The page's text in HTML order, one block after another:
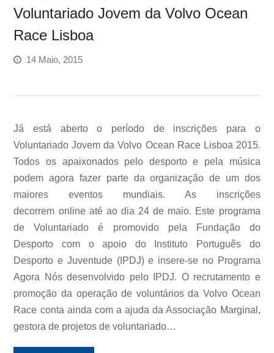
Voluntariado Jovem da Volvo Ocean
Race Lisboa
14 Maio, 2015
Já está aberto o período de inscrições para o
Voluntariado Jovem da Volvo Ocean Race Lisboa 2015.
Todos os apaixonados pelo desporto e pela música
podem agora fazer parte da organização de um dos
maiores eventos mundiais. As inscrições
decorrem online até ao dia 24 de maio. Este programa
de Voluntariado é promovido pela Fundação do
Desporto com o apoio do Instituto Português do
Desporto e Juventude (IPDJ) e insere-se no Programa
Agora Nós desenvolvido pelo IPDJ. O recrutamento e
promoção da operação de voluntários da Volvo Ocean
Race conta ainda com a ajuda da Associação Marginal,
gestora de projetos de voluntariado…